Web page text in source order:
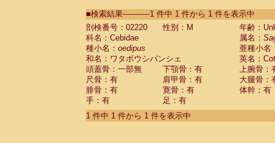
CebidaeSaguinus labiatus(0)
Cebidae Saguinus leucopus (0)
Cebidae
Cebidae
CebidaeSaguinus nigricollis (0)
Cebidae Saguinus oedipus
Cebidae Saguinus weddelli
Cebidae Saguinusspp.
Cebidae Aotus trivirgatus
Cebidae Cebus albifrons
■検索結果-----------1 件中 1 件から 1 件を表示中
剖検番号：02220
性別：M
年齢：
科名：Cebidae
属名：
種小名： oedipus
亜種小名
和名：ワタボウシパンシェ
英名：
頭蓋骨：一部無
下顎骨：有
上腕骨：
尺骨：有
肩甲骨：有
大腿骨：
腓骨：有
寛骨：有
体幹：有
手：有
足：有
1 件中 1 件から 1 件を表示中